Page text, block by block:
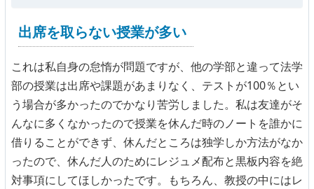
出席を取らない授業が多い
これは私自身の怠惰が問題ですが、他の学部と違って法学
部の授業は出席や課題があまりなく、テストが100％とい
う場合が多かったのでかなり苦労しました。私は友達がそ
んなに多くなかったので授業を休んだ時のノートを誰かに
借りることができず、休んだところは独学しか方法がなか
ったので、休んだ人のためにレジュメ配布と黒板内容を絶
対事項にしてほしかったです。もちろん、教授の中にはレ